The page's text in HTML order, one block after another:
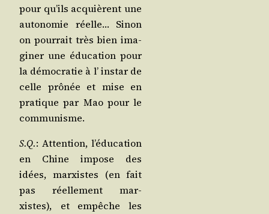
pour qu’ils acquièrent une
auto­no­mie réelle… Sinon
on pour­rait très bien ima­
gi­ner une édu­ca­tion pour
la démo­cra­tie à l’ ins­tar de
celle prô­née et mise en
pra­tique par Mao pour le
communisme.
S.Q.: Atten­tion, l’é­du­ca­tion
en Chine impose des
idées, mar­xistes (en fait
pas réel­le­ment mar­
xistes), et empêche les